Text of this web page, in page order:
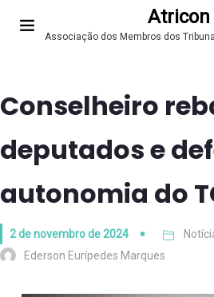
Atricon
Associação dos Membros dos
Conselheiro
deputados e
autonomia do
2 de novembro de 2024
Ederson Eurípedes Marques